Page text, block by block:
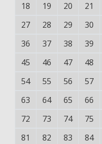
18
19 20 21
27
28 29 30
36
37 38 39
45
46 47 48
54
55 56 57
63
64 65 66
72
73 74 75
81
82 83 84